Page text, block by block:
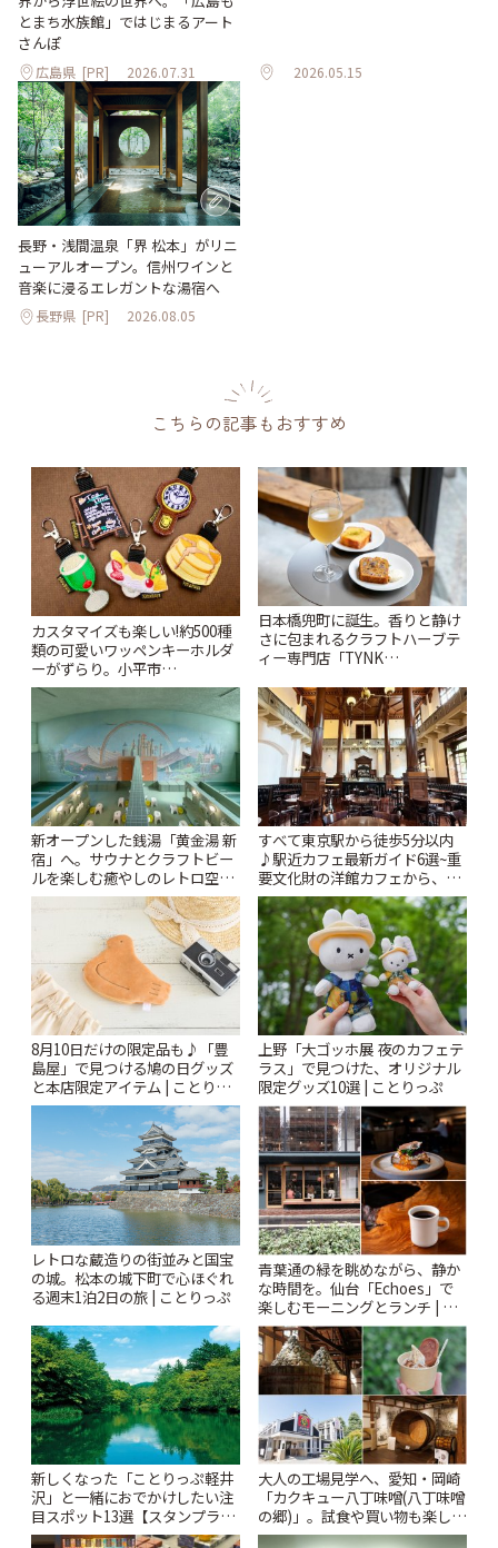
とまち水族館」ではじまるアート
さんぽ
広島県 [PR] 2026.07.31 2026.05.15
長野・浅間温泉「界 松本」がリニ
ューアルオープン。信州ワインと
音楽に浸るエレガントな湯宿へ
長野県 [PR] 2026.08.05
こちらの記事もおすすめ
カスタマイズも楽しい!約500種
類の可愛いワッペンキーホルダ
ーがずらり。小平市
「Kimamaya T&K」 | ことりっ
日本橋兜町に誕生。香りと静け
さに包まれるクラフトハーブテ
ィー専門店「TYNK
新オープンした銭湯「黄金湯 新
宿」へ。サウナとクラフトビー
ルを楽しむ癒やしのレトロ空間
| ことりっぷ
すべて東京駅から徒歩5分以内
♪駅近カフェ最新ガイド6選~重
要文化財の洋館カフェから、改
札すぐのレトロ喫茶まで~ | こと
りっぷ
8月10日だけの限定品も♪「豊
島屋」で見つける鳩の日グッズ
と本店限定アイテム | ことりっ
ぷ
上野「大ゴッホ展 夜のカフェテ
ラス」で見つけた、オリジナル
限定グッズ10選 | ことりっぷ
レトロな蔵造りの街並みと国宝
の城。松本の城下町で心ほぐれ
る週末1泊2日の旅 | ことりっぷ
青葉通の緑を眺めながら、静か
な時間を。仙台「Echoes」で
楽しむモーニングとランチ | こ
とりっぷ
新しくなった「ことりっぷ軽井
沢」と一緒におでかけしたい注
目スポット13選【スタンプラリ
ー開催中】 | ことりっぷ
大人の工場見学へ、愛知・岡崎
「カクキュー八丁味噌(八丁味噌
の郷)」。試食や買い物も楽しみ
♪ | ことりっぷ